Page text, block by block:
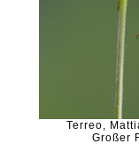
Terreo,
Großer